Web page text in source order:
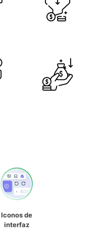
Iconos de
interfaz